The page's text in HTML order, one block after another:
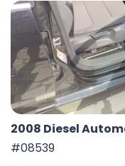
2008 Diesel
#08539